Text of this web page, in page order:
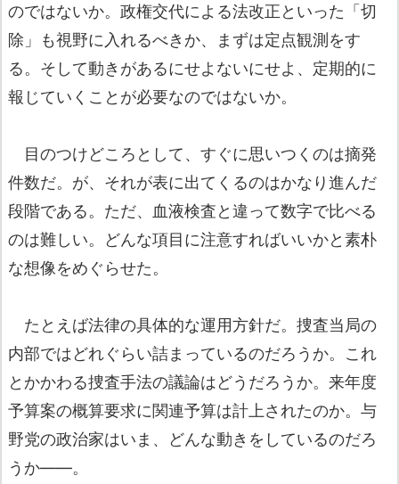
のではないか。政権交代による法改正といった「切
除」も視野に入れるべきか、まずは定点観測をす
る。そして動きがあるにせよないにせよ、定期的に
報じていくことが必要なのではないか。
目のつけどころとして、すぐに思いつくのは摘発
件数だ。が、それが表に出てくるのはかなり進んだ
段階である。ただ、血液検査と違って数字で比べる
のは難しい。どんな項目に注意すればいいかと素朴
な想像をめぐらせた。
たとえば法律の具体的な運用方針だ。捜査当局の
内部ではどれぐらい詰まっているのだろうか。これ
とかかわる捜査手法の議論はどうだろうか。来年度
予算案の概算要求に関連予算は計上されたのか。与
野党の政治家はいま、どんな動きをしているのだろ
うか――。